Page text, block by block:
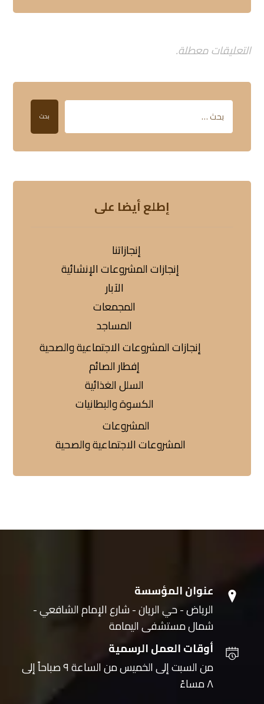
التعليقات معطلة.
بحث
إطلع أيضا على
إنجازاتنا
إنجازات المشروعات الإنشائية
الآبار
المجمعات
المساجد
إنجازات المشروعات الاجتماعية والصحية
إفطار الصائم
السلل الغذائية
الكسوة والبطانيات
المشروعات
المشروعات الاجتماعية والصحية
عنوان المؤسسة
الرياض - حي الريان - شارع الإمام الشافعي -
شمال مستشفى اليمامة
أوقات العمل الرسمية
من السبت إلى الخميس من الساعة ٩ صباحاً إلى
٨ مساءً